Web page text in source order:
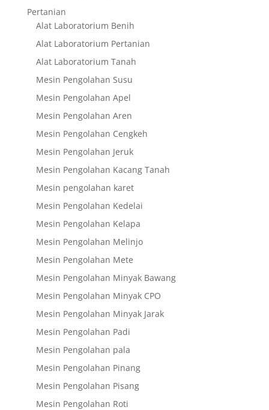
Pertanian
Alat Laboratorium Benih
Alat Laboratorium Pertanian
Alat Laboratorium Tanah
Mesin Pengolahan Susu
Mesin Pengolahan Apel
Mesin Pengolahan Aren
Mesin Pengolahan Cengkeh
Mesin Pengolahan Jeruk
Mesin Pengolahan Kacang Tanah
Mesin pengolahan karet
Mesin Pengolahan Kedelai
Mesin Pengolahan Kelapa
Mesin Pengolahan Melinjo
Mesin Pengolahan Mete
Mesin Pengolahan Minyak Bawang
Mesin Pengolahan Minyak CPO
Mesin Pengolahan Minyak Jarak
Mesin Pengolahan Padi
Mesin Pengolahan pala
Mesin Pengolahan Pinang
Mesin Pengolahan Pisang
Mesin Pengolahan Roti